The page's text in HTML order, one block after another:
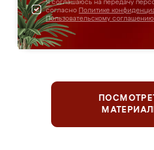
Я соглашаюсь на передачу
согласно Политике
Пользовательскому соглашению